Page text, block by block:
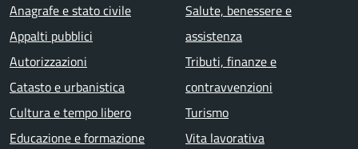
Anagrafe e stato civile
Appalti pubblici
Autorizzazioni
Catasto e urbanistica
Cultura e tempo libero
Educazione e formazione
Salute, benessere e
assistenza
Tributi, finanze e
contravvenzioni
Turismo
Vita lavorativa